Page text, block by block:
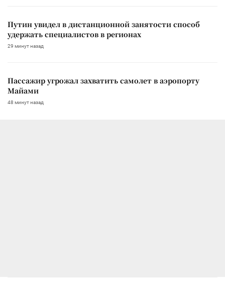
Путин увидел в дистанционной занятости способ
удержать специалистов в регионах
29 минут назад
Пассажир угрожал захватить самолет в аэропорту
Майами
48 минут назад